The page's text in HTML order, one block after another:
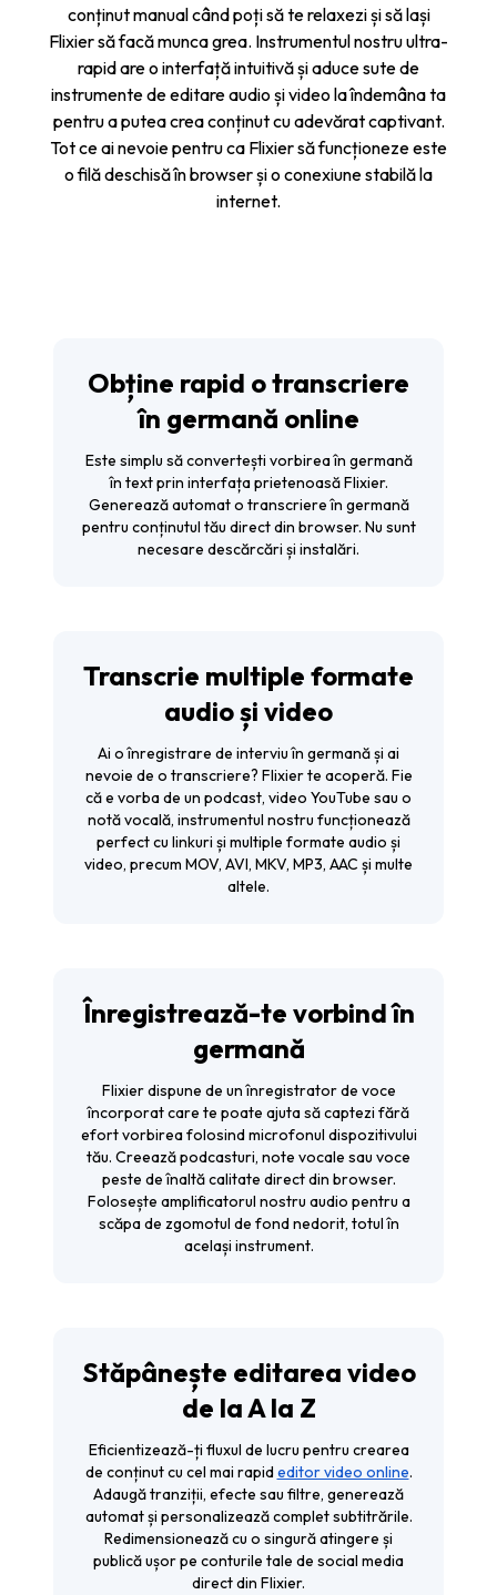
conținut manual când poți să te relaxezi și să lași
Flixier să facă munca grea. Instrumentul nostru ultra-
rapid are o interfață intuitivă și aduce sute de
instrumente de editare audio și video la îndemâna ta
pentru a putea crea conținut cu adevărat captivant.
Tot ce ai nevoie pentru ca Flixier să funcționeze este
o filă deschisă în browser și o conexiune stabilă la
internet.
Obține rapid o transcriere
în germană online
Este simplu să convertești vorbirea în germană
în text prin interfața prietenoasă Flixier.
Generează automat o transcriere în germană
pentru conținutul tău direct din browser. Nu sunt
necesare descărcări și instalări.
Transcrie multiple formate
audio și video
Ai o înregistrare de interviu în germană și ai
nevoie de o transcriere? Flixier te acoperă. Fie
că e vorba de un podcast, video YouTube sau o
notă vocală, instrumentul nostru funcționează
perfect cu linkuri și multiple formate audio și
video, precum MOV, AVI, MKV, MP3, AAC și multe
altele.
Înregistrează-te vorbind în
germană
Flixier dispune de un înregistrator de voce
încorporat care te poate ajuta să captezi fără
efort vorbirea folosind microfonul dispozitivului
tău. Creează podcasturi, note vocale sau voce
peste de înaltă calitate direct din browser.
Folosește amplificatorul nostru audio pentru a
scăpa de zgomotul de fond nedorit, totul în
același instrument.
Stăpânește editarea video
de la A la Z
Eficientizează-ți fluxul de lucru pentru crearea
de conținut cu cel mai rapideditor video online.
Adaugă tranziții, efecte sau filtre, generează
automat și personalizează complet subtitrările.
Redimensionează cu o singură atingere și
publică ușor pe conturile tale de social media
direct din Flixier.